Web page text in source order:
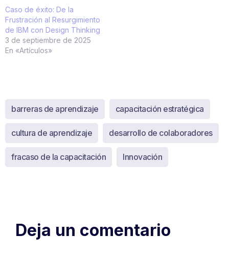
Caso de éxito: De la
Frustración al Resurgimiento
de IBM con Design Thinking
3 de septiembre de 2025
En «Artículos»
barreras de aprendizaje capacitación estratégica
cultura de aprendizaje desarrollo de colaboradores
fracaso de la capacitación Innovación
Deja un comentario